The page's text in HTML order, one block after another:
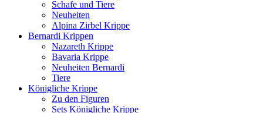
Schafe und Tiere
Neuheiten
Alpina Zirbel Krippe
Bernardi Krippen
Nazareth Krippe
Bavaria Krippe
Neuheiten Bernardi
Tiere
Königliche Krippe
Zu den Figuren
Sets Königliche Krippe